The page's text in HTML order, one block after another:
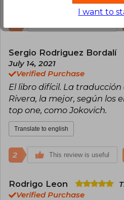
Sergio Rodriguez Bordalí
July 14, 2021
Verified Purchase
El libro difícil. La traducción
Rivera, la mejor, según los
top one, como Jokovich.
Translate to english
2 This review is useful
Rodrigo Leon
Verified Purchase
I want to